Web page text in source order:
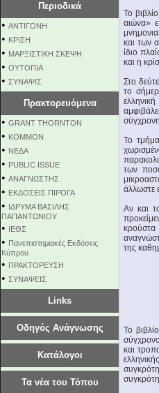
Περιοδικά
• ΑΝΤΙΓΟΝΗ
• ΚΡΙΣΗ
• ΜΑΡΞΙΣΤΙΚΗ ΣΚΕΨΗ
• ΟΥΤΟΠΙΑ
• ΣΥΝΑΨΙΣ
Πρακτορευόμενα
• GRANT THORNTON
• KOMMON
• NEΔΑ
• PUBLIC ISSUE
• ΑΝΑΓΝΩΣΤΗΣ
• ΕΚΔΟΣΕΙΣ ΠΙΡΟΓΑ
• ΙΔΡΥΜΑ ΒΑΣΙΛΗΣ
ΠΑΠΑΝΤΩΝΙΟΥ
• ΙΕΘΣ
• Πανεπιστημιακές Εκδόσεις
Κύπρου
• ΠΡΑΚΤΟΡΕΥΣΗ
• ΣΥΝΑΨΕΙΣ
Links
Οδηγός Ανάγνωσης
Κατάλογοι
Τα νέα του Τόπου
Το
αιώνα»
και των
ίδιο
και η
Στο
το
Το
των
άλλωστε
Αν και
της
Το
και